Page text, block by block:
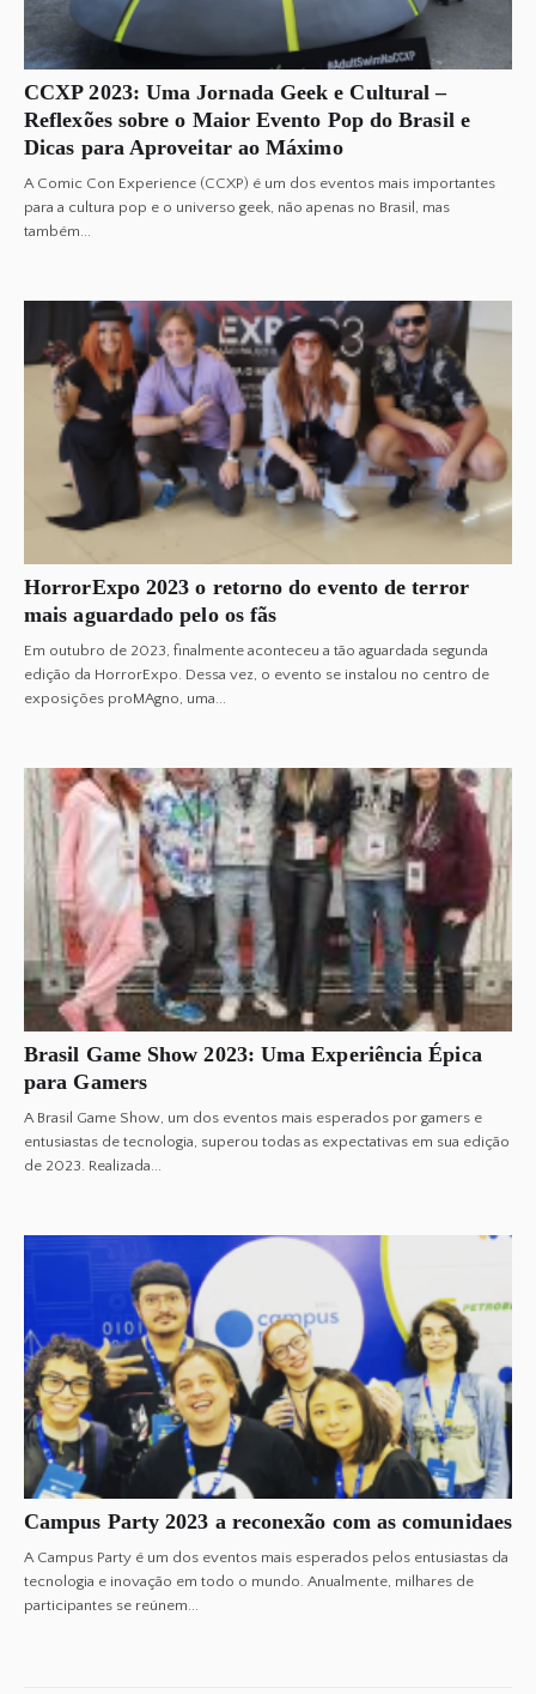
CCXP 2023: Uma Jornada Geek e Cultural –
Reflexões sobre o Maior Evento Pop do Brasil e
Dicas para Aproveitar ao Máximo
A Comic Con Experience (CCXP) é um dos eventos mais importantes
para a cultura pop e o universo geek, não apenas no Brasil, mas
também...
HorrorExpo 2023 o retorno do evento de terror
mais aguardado pelo os fãs
Em outubro de 2023, finalmente aconteceu a tão aguardada segunda
edição da HorrorExpo. Dessa vez, o evento se instalou no centro de
exposições proMAgno, uma...
Brasil Game Show 2023: Uma Experiência Épica
para Gamers
A Brasil Game Show, um dos eventos mais esperados por gamers e
entusiastas de tecnologia, superou todas as expectativas em sua edição
de 2023. Realizada...
Campus Party 2023 a reconexão com as comunidaes
A Campus Party é um dos eventos mais esperados pelos entusiastas da
tecnologia e inovação em todo o mundo. Anualmente, milhares de
participantes se reúnem...